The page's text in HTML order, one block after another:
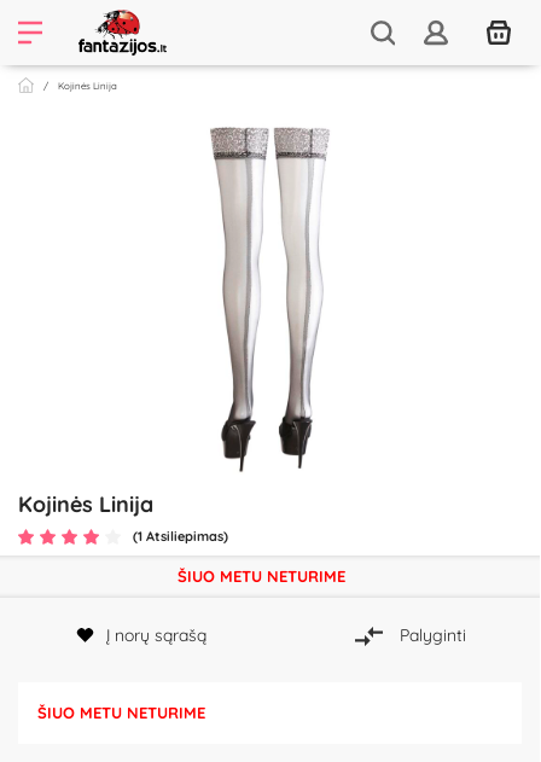
Kojinės Linija
Kojinės Linija
(1 Atsiliepimas)
ŠIUO METU NETURIME
Į norų sąrašą Palyginti
ŠIUO METU NETURIME